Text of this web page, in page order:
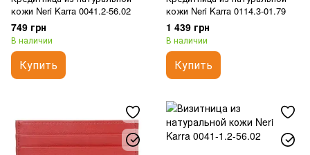
кожи Neri Karra 0041.2-56.02
749 грн
В наличии
Купить
кожи Neri Karra 0114.3-01.79
1 439 грн
В наличии
Купить